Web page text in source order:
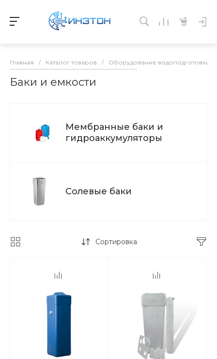
Главная / Каталог товаров / Оборудование водоподготовки и
Баки и емкости
Мембранные баки и
гидроаккумуляторы
Солевые баки
Сортировка